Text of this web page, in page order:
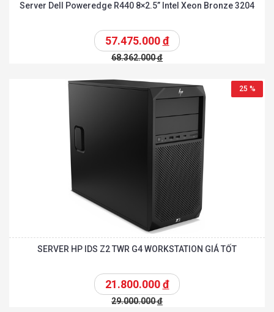
Server Dell Poweredge R440 8×2.5” Intel Xeon Bronze 3204
57.475.000đ
68.362.000đ
25 %
SERVER HP IDS Z2 TWR G4 WORKSTATION GIÁ TỐT
21.800.000đ
29.000.000đ